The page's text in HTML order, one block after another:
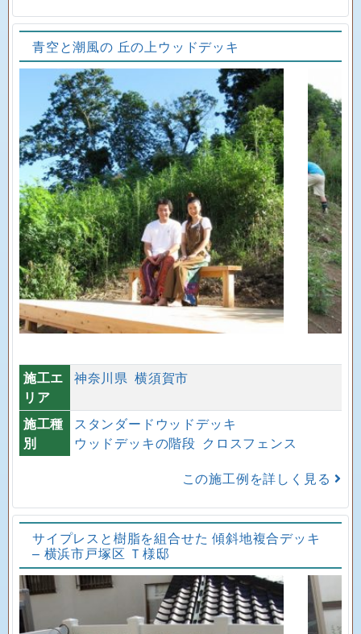
青空と潮風の 丘の上ウッドデッキ
施工エ
リア
神奈川県 横須賀市
施工種
別
スタンダードウッドデッキ
ウッドデッキの階段 クロスフェンス
この施工例を詳しく見る
サイプレスと樹脂を組合せた 傾斜地複合デッキ
– 横浜市戸塚区 Ｔ様邸